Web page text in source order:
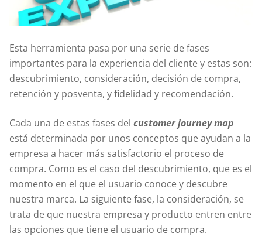
Esta herramienta pasa por una serie de fases
importantes para la experiencia del cliente y estas son:
descubrimiento, consideración, decisión de compra,
retención y posventa, y fidelidad y recomendación.
Cada una de estas fases del customer journey map
está determinada por unos conceptos que ayudan a la
empresa a hacer más satisfactorio el proceso de
compra. Como es el caso del descubrimiento, que es el
momento en el que el usuario conoce y descubre
nuestra marca. La siguiente fase, la consideración, se
trata de que nuestra empresa y producto entren entre
las opciones que tiene el usuario de compra.